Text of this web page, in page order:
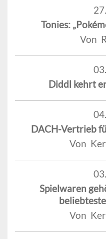
Tonies:
Von
Diddl kehrt
DACH-Vertrieb
Von
Spielwaren
Von